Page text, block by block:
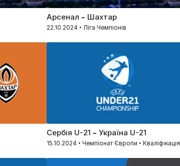
Арсенал – Шахтар
22.10.2024 • Ліга Чемпіонів
Сербія U-21 – Україна U-21
15.10.2024 • Чемпіонат Європи • Кваліфікація